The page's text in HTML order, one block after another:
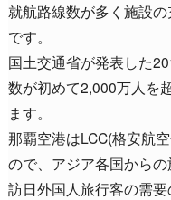
就航路線数が多く施設
です。
国土交通省が発表した
数が初めて2,000万人を
ます。
那覇空港はLCC(格安航
ので、アジア各国からの
訪日外国人旅行客の需